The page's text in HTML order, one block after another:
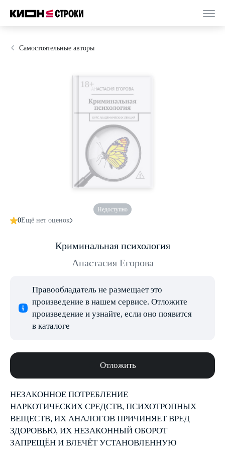
Самостоятельные авторы
Недоступно
0Ещё нет оценок
Криминальная психология
Анастасия Егорова
Правообладатель не размещает это
произведение в нашем сервисе. Отложите
произведение и узнайте, если оно появится
в каталоге
Отложить
НЕЗАКОННОЕ ПОТРЕБЛЕНИЕ
НАРКОТИЧЕСКИХ СРЕДСТВ, ПСИХОТРОПНЫХ
ВЕЩЕСТВ, ИХ АНАЛОГОВ ПРИЧИНЯЕТ ВРЕД
ЗДОРОВЬЮ, ИХ НЕЗАКОННЫЙ ОБОРОТ
ЗАПРЕЩЁН И ВЛЕЧЁТ УСТАНОВЛЕННУЮ